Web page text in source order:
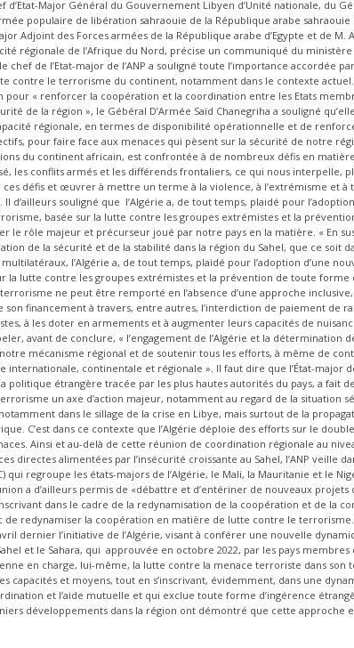
d’Etat-Major Général du Gouvernement Libyen d’Unité nationale, du
populaire de libération sahraouie de la République arabe
Adjoint des Forces armées de la République arabe d’Egypte et de
régionale de l’Afrique du Nord, précise un communiqué du ministère
chef de l’Etat-major de l’ANP a souligné toute l’importance accordée
contre le terrorisme du continent, notamment dans le contexte actuel.
pour « renforcer la coopération et la coordination entre les Etats
de la région », le Gébéral D’Armée Saïd Chanegriha a souligné
régionale, en termes de disponibilité opérationnelle et de
pour faire face aux menaces qui pèsent sur la sécurité de notre
du continent africain, est confrontée à de nombreux défis en
les conflits armés et les différends frontaliers, ce qui nous interpelle,
défis et œuvrer à mettre un terme à la violence, à l’extrémisme et
d’ailleurs souligné que l’Algérie a, de tout temps, plaidé pour
basée sur la lutte contre les groupes extrémistes et la
le rôle majeur et précurseur joué par notre pays en la matière. « En
de la sécurité et de la stabilité dans la région du Sahel, que ce soit
l’Algérie a, de tout temps, plaidé pour l’adoption d’une
la lutte contre les groupes extrémistes et la prévention de toute forme
ne peut être remporté en l’absence d’une approche
son financement à travers, entre autres, l’interdiction de paiement de
à les doter en armements et à augmenter leurs capacités de
avant de conclure, « l’engagement de l’Algérie et la détermination
mécanisme régional et de soutenir tous les efforts, à même de
internationale, continentale et régionale ». Il faut dire que l’État-major
politique étrangère tracée par les plus hautes autorités du pays, a fait
un axe d’action majeur, notamment au regard de la situation
dans le sillage de la crise en Libye, mais surtout de la
C’est dans ce contexte que l’Algérie déploie des efforts sur le
Ainsi et au-delà de cette réunion de coordination régionale au
directes alimentées par l’insécurité croissante au Sahel, l’ANP veille
qui regroupe les états-majors de l’Algérie, le Mali, la Mauritanie et le
a d’ailleurs permis de «débattre et d’entériner de nouveaux projets
dans le cadre de la redynamisation de la coopération et de la
de redynamiser la coopération en matière de lutte contre le terrorisme.
dernier l’initiative de l’Algérie, visant à conférer une nouvelle
et le Sahara, qui approuvée en octobre 2022, par les pays membres
en charge, lui-même, la lutte contre la menace terroriste dans
capacités et moyens, tout en s’inscrivant, évidemment, dans une
et l’aide mutuelle et qui exclue toute forme d’ingérence
développements dans la région ont démontré que cette approche